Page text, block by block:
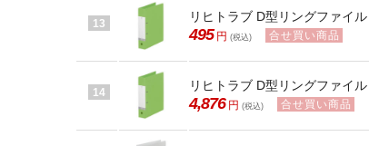
13 リヒトラブ D型リングファイ
495 円 (税込) 合せ買い商品
14 リヒトラブ D型リングファイ
4,876 円 (税込) 合せ買い商品